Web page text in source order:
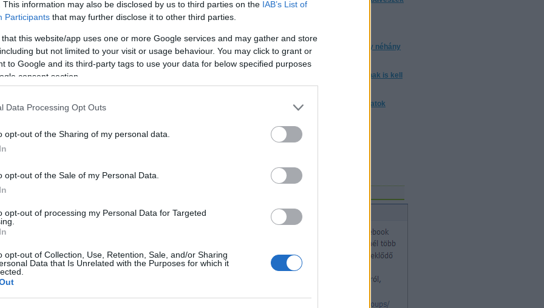
This information may also be disclosed by us to third parties on the IAB’s List of
Participants that may further disclose it to other third parties.
that this website/app uses one or more Google services and may gather and store
but not limited to your visit or usage behaviour. You may click to grant or
to Google and its third-party tags to use your data for below specified purposes
consent section.
Data Processing Opt Outs
opt-out of the Sharing of my personal data.
opt-out of the Sale of my Personal Data.
opt-out of processing my Personal Data for Targeted
opt-out of Collection, Use, Retention, Sale, and/or Sharing
Data that Is Unrelated with the Purposes for which it
a trükkjeiket?
Az a bizonyos 10 000 óra, avagy néhány
gondolat a gyakorlásról
Nem elég ártatlannak lenni. Annak is kell
tűnni
Tanulj trükköt! - trükkmagyarázatok
bűvészeket keres!
A bűvészet hete
és júliusban:Június 4. - Associated Wizards of the South Magic
Nagy-BritanniaJúnius 8. - Bob Little's Super Sunday-
Egyesült…
»
kongresszusok
nyár
lesznek bűvész táborok, én az alábbi kettőről tudok, akinek van
kommnetezzen.Moltész Gyula bűvész tábora a
2008. július 6 - 12.7 nap/6 éj kőépületben, 10 ágyas
»